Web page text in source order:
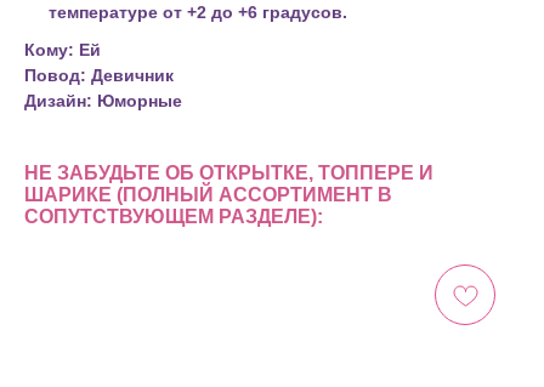
температуре от +2 до +6 градусов.
Кому: Ей
Повод: Девичник
Дизайн: Юморные
НЕ ЗАБУДЬТЕ ОБ ОТКРЫТКЕ, ТОППЕРЕ И
ШАРИКЕ (ПОЛНЫЙ АССОРТИМЕНТ В
СОПУТСТВУЮЩЕМ РАЗДЕЛЕ):